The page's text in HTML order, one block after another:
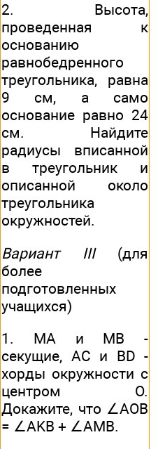
2. Высота,
проведенная к
основанию
равнобедренного
треугольника, равна
9 см, а само
основание равно 24
см. Найдите
радиусы вписанной
в треугольник и
описанной около
треугольника
окружностей.
Вариант III(для
более
подготовленных
учащихся)
1. МА и МВ -
секущие, АС и BD -
хорды окружности с
центром О.
Докажите, что ∠AOB
= ∠AKB + ∠AMB.